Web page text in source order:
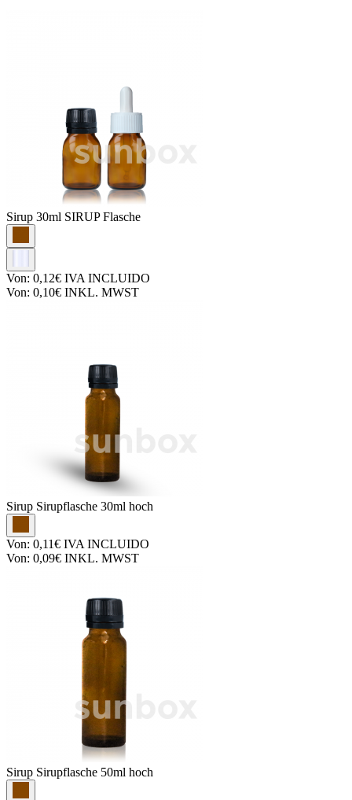
Sirup 30ml SIRUP Flasche
Von: 0,12€ IVA INCLUIDO
Von: 0,10€ INKL. MWST
Sirup Sirupflasche 30ml hoch
Von: 0,11€ IVA INCLUIDO
Von: 0,09€ INKL. MWST
Sirup Sirupflasche 50ml hoch